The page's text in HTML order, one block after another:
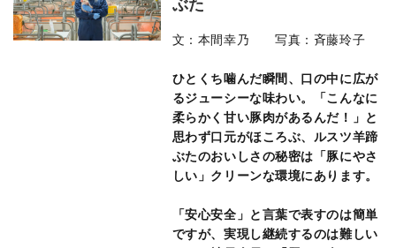
ぶた
文：本間幸乃 写真：斉藤玲子
ひとくち噛んだ瞬間、口の中に広が
るジューシーな味わい。「こんなに
柔らかく甘い豚肉があるんだ！」と
思わず口元がほころぶ、ルスツ羊蹄
ぶたのおいしさの秘密は「豚にやさ
しい」クリーンな環境にあります。
「安心安全」と言葉で表すのは簡単
ですが、実現し継続するのは難しい